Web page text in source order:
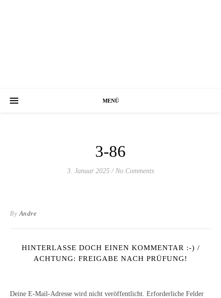
MENÜ
3-86
3. Januar 2025 / No Comments
ByAndre
HINTERLASSE DOCH EINEN KOMMENTAR :-) /
ACHTUNG: FREIGABE NACH PRÜFUNG!
Deine E-Mail-Adresse wird nicht veröffentlicht. Erforderliche Felder